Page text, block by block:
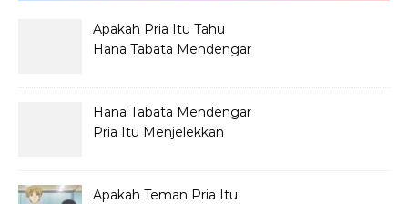
Apakah Pria Itu Tahu
Hana Tabata Mendengar
Hana Tabata Mendengar
Pria Itu Menjelekkan
Apakah Teman Pria Itu